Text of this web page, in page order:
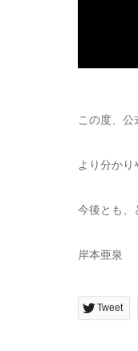
この度、公
より分かり
今後とも、
岸本亜泉
Tweet